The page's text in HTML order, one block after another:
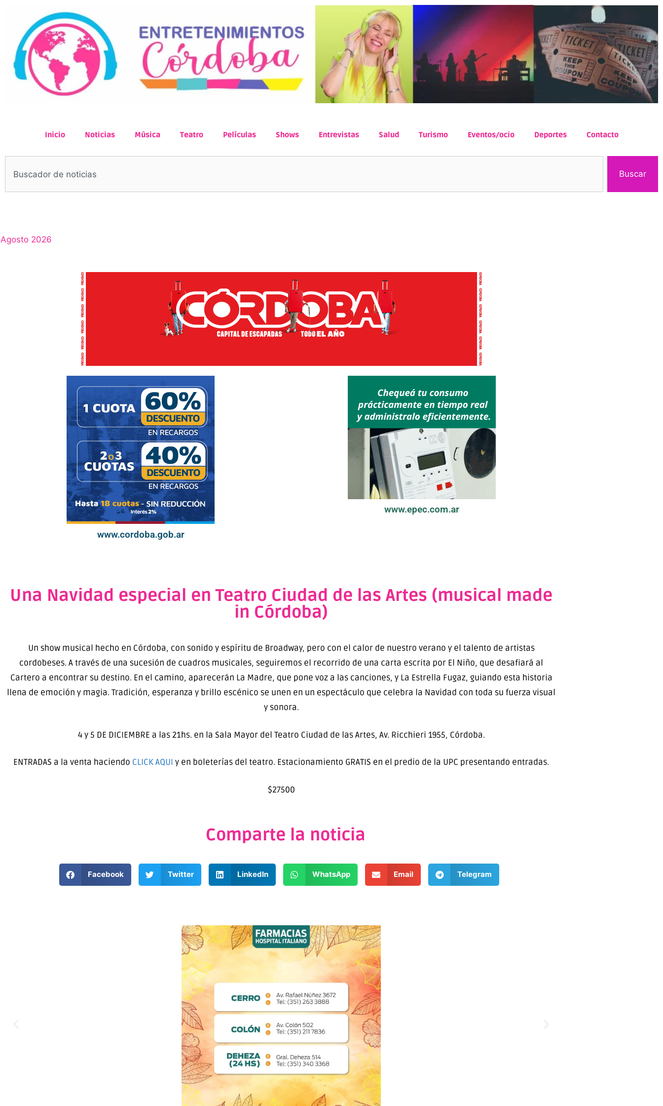
Inicio Noticias Música Teatro Películas Shows Entrevistas Salud Turismo Eventos/ocio Deportes Contacto
Buscar
Agosto 2026
www.cordoba.gob.ar
www.epec.com.ar
Una Navidad especial en Teatro Ciudad de las Artes (musical made
in Córdoba)
Un show musical hecho en Córdoba, con sonido y espíritu de Broadway, pero con el calor de nuestro verano y el talento de artistas
cordobeses. A través de una sucesión de cuadros musicales, seguiremos el recorrido de una carta escrita por El Niño, que desafiará al
Cartero a encontrar su destino. En el camino, aparecerán La Madre, que pone voz a las canciones, y La Estrella Fugaz, guiando esta historia
llena de emoción y magia. Tradición, esperanza y brillo escénico se unen en un espectáculo que celebra la Navidad con toda su fuerza visual
y sonora.
4 y 5 DE DICIEMBRE a las 21hs. en la Sala Mayor del Teatro Ciudad de las Artes, Av. Ricchieri 1955, Córdoba.
ENTRADAS a la venta haciendo CLICK AQUI y en boleterías del teatro. Estacionamiento GRATIS en el predio de la UPC presentando entradas.
$27500
Comparte la noticia
Facebook Twitter LinkedIn WhatsApp Email Telegram